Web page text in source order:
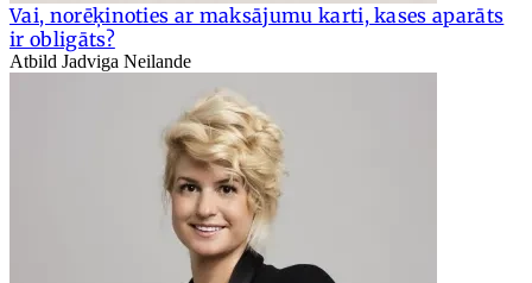
Vai, norēķinoties ar maksājumu karti, kases aparāts
ir obligāts?
Atbild Jadviga Neilande